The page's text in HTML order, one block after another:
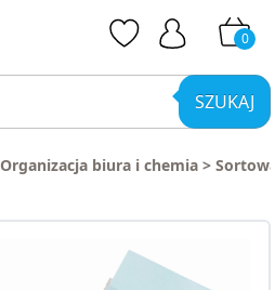
0
SZUKAJ
Organizacja biura i chemia >